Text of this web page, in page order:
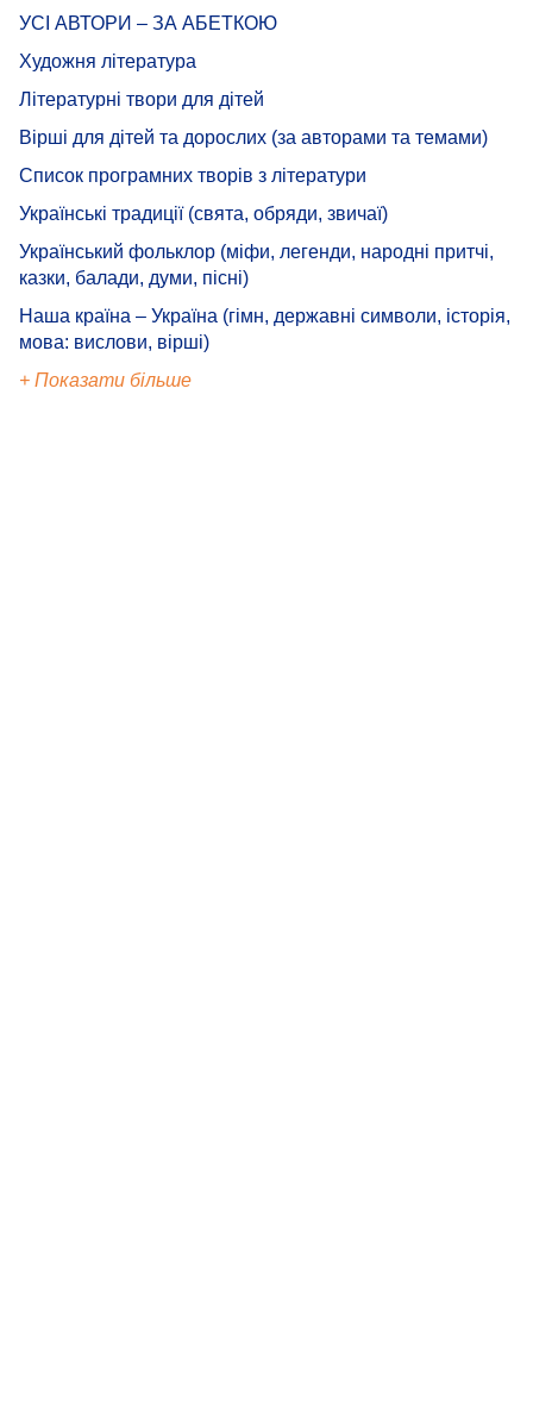
УСІ АВТОРИ – ЗА АБЕТКОЮ
Художня література
Літературні твори для дітей
Вірші для дітей та дорослих (за авторами та темами)
Список програмних творів з літератури
Українські традиції (свята, обряди, звичаї)
Український фольклор (міфи, легенди, народні притчі,
казки, балади, думи, пісні)
Наша країна – Україна (гімн, державні символи, історія,
мова: вислови, вірші)
+ Показати більше